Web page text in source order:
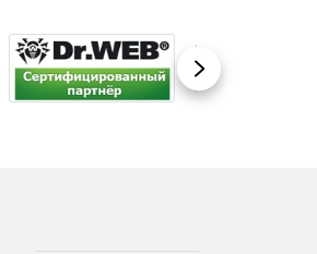
Вперед